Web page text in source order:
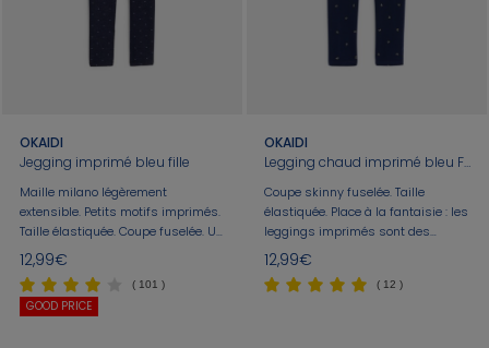
OKAIDI
Jegging imprimé bleu fille
Maille milano légèrement
extensible. Petits motifs imprimés.
Taille élastiquée. Coupe fuselée. Un
essentiel ! Le jegging reste l'un des
pantalons préférés pour sa
souplesse et son confort !
12,99€
( 101 )
GOOD PRICE
OKAIDI
Legging chaud imprimé bleu Fille
Coupe skinny fuselée. Taille
élastiquée. Place à la fantaisie : les
leggings imprimés sont des
indispensables du vestiaire des
filles. Réalisés en molleton gratté
pour plus de douceur et de chaleur.
12,99€
( 12 )